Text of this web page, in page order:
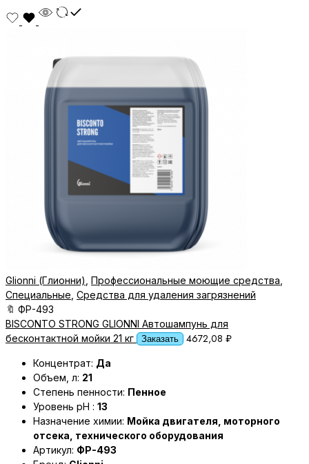
Glionni (Глионни) Профессиональные моющие средства
Специальные Средства для удаления загрязнений
🔖 ФР-493
BISCONTO STRONG GLIONNI Автошампунь для
бесконтактной мойки 21 кг
Заказать 4672,08 ₽
Концентрат: Да
Объем, л: 21
Степень пенности: Пенное
Уровень pH : 13
Назначение химии: Мойка двигателя, моторного
отсека, технического оборудования
Артикул: ФР-493